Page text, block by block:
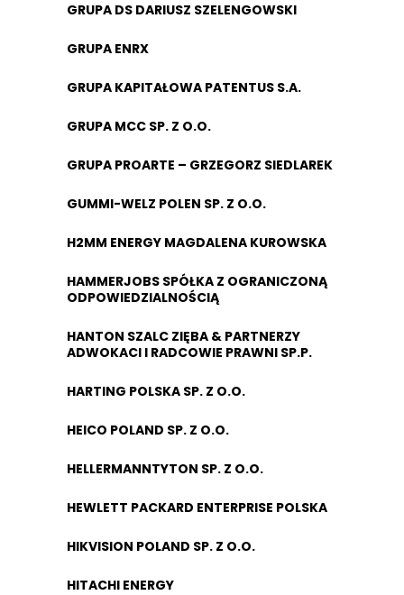
GRUPA DS DARIUSZ SZELENGOWSKI
GRUPA ENRX
GRUPA KAPITAŁOWA PATENTUS S.A.
GRUPA MCC SP. Z O.O.
GRUPA PROARTE – GRZEGORZ SIEDLAREK
GUMMI-WELZ POLEN SP. Z O.O.
H2MM ENERGY MAGDALENA KUROWSKA
HAMMERJOBS SPÓŁKA Z OGRANICZONĄ
ODPOWIEDZIALNOŚCIĄ
HANTON SZALC ZIĘBA & PARTNERZY
ADWOKACI I RADCOWIE PRAWNI SP.P.
HARTING POLSKA SP. Z O.O.
HEICO POLAND SP. Z O.O.
HELLERMANNTYTON SP. Z O.O.
HEWLETT PACKARD ENTERPRISE POLSKA
HIKVISION POLAND SP. Z O.O.
HITACHI ENERGY